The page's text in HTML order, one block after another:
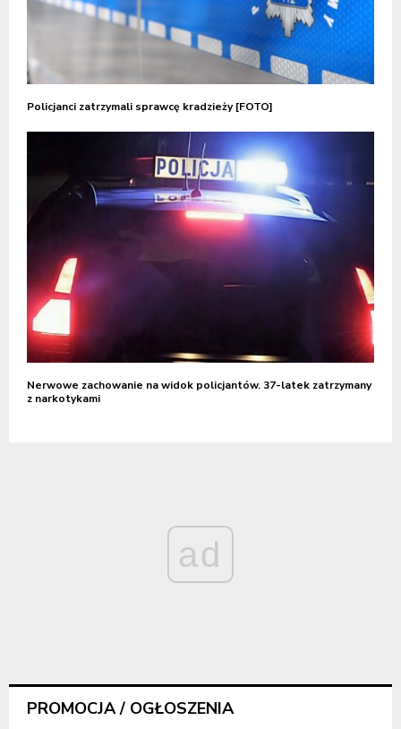
Policjanci zatrzymali sprawcę kradzieży [FOTO]
Nerwowe zachowanie na widok policjantów. 37-latek zatrzymany
z narkotykami
ad
PROMOCJA / OGŁOSZENIA